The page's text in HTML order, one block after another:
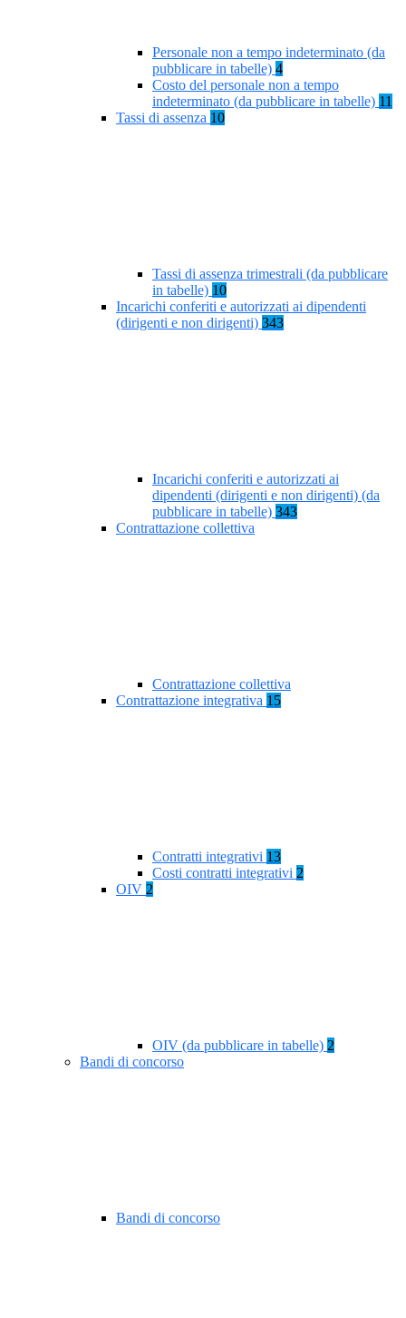
Personale non a tempo indeterminato (da
pubblicare in tabelle) 4
Costo del personale non a tempo
indeterminato (da pubblicare in tabelle) 11
Tassi di assenza 10
Tassi di assenza trimestrali (da pubblicare
in tabelle) 10
Incarichi conferiti e autorizzati ai dipendenti
(dirigenti e non dirigenti) 343
Incarichi conferiti e autorizzati ai
dipendenti (dirigenti e non dirigenti) (da
pubblicare in tabelle) 343
Contrattazione collettiva
Contrattazione collettiva
Contrattazione integrativa 15
Contratti integrativi 13
Costi contratti integrativi 2
OIV 2
OIV (da pubblicare in tabelle) 2
Bandi di concorso
Bandi di concorso